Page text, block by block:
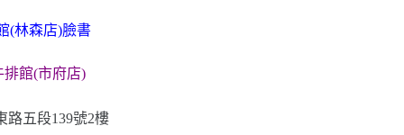
(林森店)臉書
排館(市府店)
路五段139號2樓